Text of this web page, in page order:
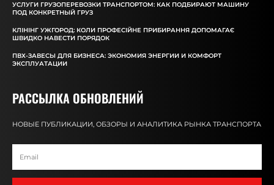
УСЛУГИ ГРУЗОПЕРЕВОЗКИ ТРАНСПОРТОМ: КАК ПОДБИРАЮТ МАШИНУ
ПОД КОНКРЕТНЫЙ ГРУЗ
КЛІНІНГ УЖГОРОД: КОЛИ ПРОФЕСІЙНЕ ПРИБИРАННЯ ДОПОМАГАЄ
ШВИДКО НАВЕСТИ ПОРЯДОК
ПВХ-ЗАВЕСЫ ДЛЯ БИЗНЕСА: ЭКОНОМИЯ ЭНЕРГИИ И КОМФОРТ
ЭКСПЛУАТАЦИИ
РАССЫЛКА ОБНОВЛЕНИЙ
НОВЫЕ ПУБЛИКАЦИИ, ОБЗОРЫ И АНАЛИТИКА РЫНКА ТРАНСПОРТА